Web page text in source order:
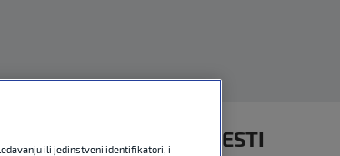
NAJNOVIJE VIJESTI
ili jedinstveni identifikatori, i